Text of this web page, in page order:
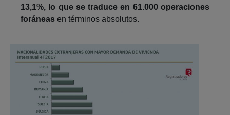
13,1%, lo que se traduce en 61.000 operaciones
foráneas en términos absolutos.